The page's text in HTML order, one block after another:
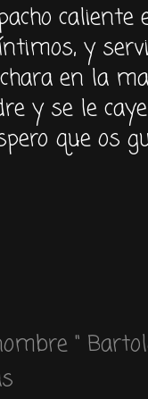
y
en la
y se le
que os
"